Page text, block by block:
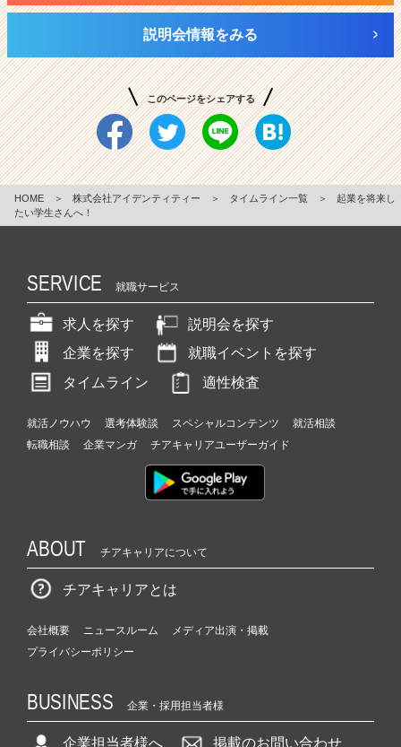
説明会情報をみる
このページをシェアする
HOME ＞ 株式会社アイデンティティー ＞ タイムライン一覧 ＞
起業を将来し
たい学生さんへ！
SERVICE 就職サービス
求人を探す
説明会を探す
企業を探す
就職イベントを探す
タイムライン
適性検査
就活ノウハウ 選考体験談 スペシャルコンテンツ
就活相談
転職相談
企業マンガ チアキャリアユーザーガイド
ABOUT チアキャリアについて
チアキャリアとは
会社概要 ニュースルーム
メディア出演・掲載
プライバシーポリシー
BUSINESS 企業・採用担当者様
企業担当者様へ 掲載のお問い合わせ